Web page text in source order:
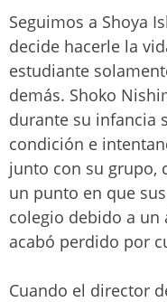
Seguimos a Shoya
decide hacerle la
estudiante
demás. Shoko
durante su infancia
condición e
junto con su grupo,
un punto en que
colegio debido a
acabó perdido por
Cuando el director